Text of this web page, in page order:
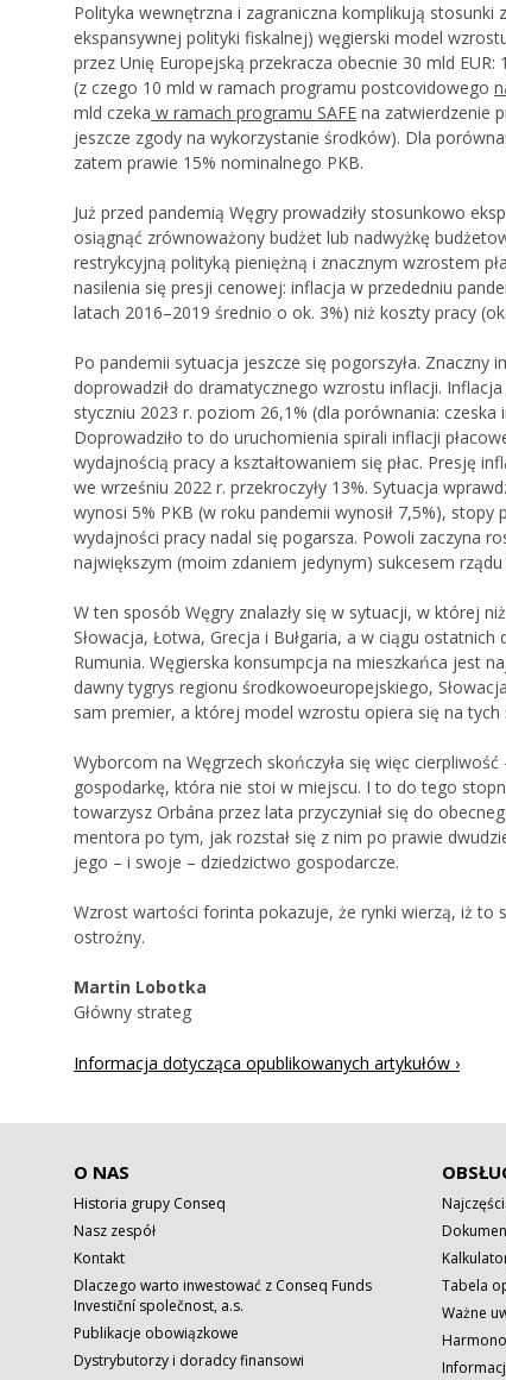
Polityka wewnętrzna i zagraniczna komplikują
ekspansywnej polityki fiskalnej) węgierski model
przez Unię Europejską przekracza obecnie 30 mld
(z czego 10 mld w ramach programu postcovidowego
mld czeka w ramach programu SAFE na zatwierdzenie
jeszcze zgody na wykorzystanie środków). Dla
zatem prawie 15% nominalnego PKB.
Już przed pandemią Węgry prowadziły stosunkowo
osiągnąć zrównoważony budżet lub nadwyżkę
restrykcyjną polityką pieniężną i znacznym wzrostem
nasilenia się presji cenowej: inflacja w przededniu
latach 2016–2019 średnio o ok. 3%) niż koszty pracy
Po pandemii sytuacja jeszcze się pogorszyła.
doprowadził do dramatycznego wzrostu inflacji.
styczniu 2023 r. poziom 26,1% (dla porównania:
Doprowadziło to do uruchomienia spirali inflacji
wydajnością pracy a kształtowaniem się płac. Presję
we wrześniu 2022 r. przekroczyły 13%. Sytuacja
wynosi 5% PKB (w roku pandemii wynosił 7,5%),
wydajności pracy nadal się pogarsza. Powoli zaczyna
największym (moim zdaniem jedynym) sukcesem rządu
W ten sposób Węgry znalazły się w sytuacji, w której
Słowacja, Łotwa, Grecja i Bułgaria, a w ciągu
Rumunia. Węgierska konsumpcja na mieszkańca jest
dawny tygrys regionu środkowoeuropejskiego,
sam premier, a której model wzrostu opiera się na
Wyborcom na Węgrzech skończyła się więc
gospodarkę, która nie stoi w miejscu. I to do tego
towarzysz Orbána przez lata przyczyniał się do
mentora po tym, jak rozstał się z nim po prawie
jego – i swoje – dziedzictwo gospodarcze.
Wzrost wartości forinta pokazuje, że rynki wierzą, iż to
ostrożny.
Martin Lobotka
Główny strateg
Informacja dotycząca opublikowanych artykułów ›
O NAS
Historia grupy Conseq
Nasz zespół
Kontakt
Dlaczego warto inwestować z Conseq Funds
Investiční společnost, a.s.
Publikacje obowiązkowe
Dystrybutorzy i doradcy finansowi
Tabela
Ważne